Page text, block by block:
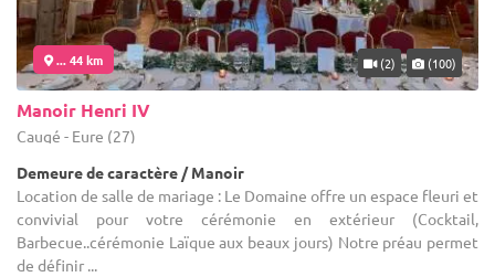
... 44 km (2) (100)
Manoir Henri IV
Caugé - Eure (27)
Demeure de caractère / Manoir
Location de salle de mariage : Le Domaine offre un espace fleuri et
convivial pour votre cérémonie en extérieur (Cocktail,
Barbecue..cérémonie Laïque aux beaux jours) Notre préau permet
de définir ...